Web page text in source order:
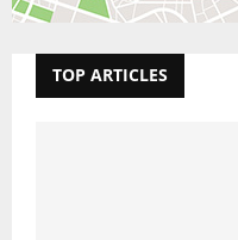
TOP ARTICLES